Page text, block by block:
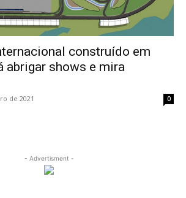
construído em
abrigar shows e mira
de 2021 0
- Advertisment -